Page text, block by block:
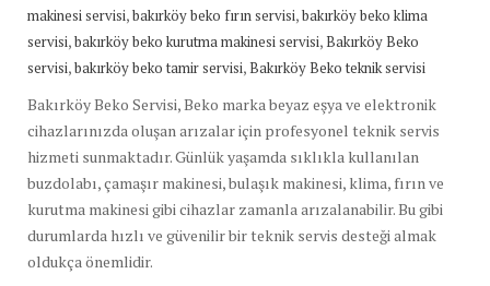
makinesi servisi,bakırköy beko fırın servisi,bakırköy beko klima
servisi,bakırköy beko kurutma makinesi servisi,Bakırköy Beko
servisi,bakırköy beko tamir servisi,Bakırköy Beko teknik servisi
BakırköyBeko Servisi,Beko marka beyaz eşya ve elektronik
cihazlarınızda oluşan arızalariçin profesyonel teknik servis
hizmeti sunmaktadır.Günlükyaşamda sıklıkla kullanılan
buzdolabı,çamaşır makinesi,bulaşık makinesi, klima, fırın ve
kurutma makinesi gibi cihazlar zamanla arızalanabilir.Bu gibi
durumlarda hızlı ve güvenilirbirteknik servis desteği almak
oldukça önemlidir.